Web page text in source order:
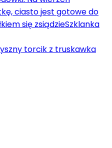
torcik z truskawka